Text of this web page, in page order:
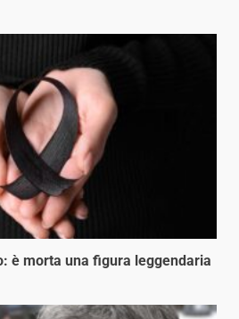
è morta una figura leggendaria